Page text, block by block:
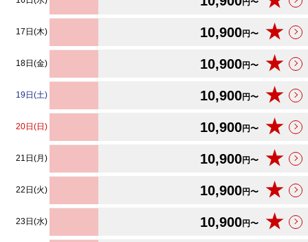
17日(木) 10,900円〜 ★
18日(金) 10,900円〜 ★
19日(土) 10,900円〜 ★
20日(日) 10,900円〜 ★
21日(月) 10,900円〜 ★
22日(火) 10,900円〜 ★
23日(水) 10,900円〜 ★